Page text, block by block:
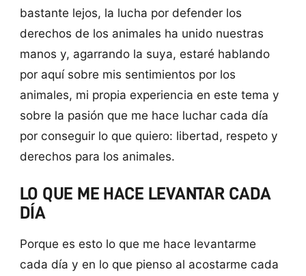
bastante lejos, la lucha por defender los
derechos de los animales ha unido nuestras
manos y, agarrando la suya, estaré hablando
por aquí sobre mis sentimientos por los
animales, mi propia experiencia en este tema y
sobre la pasión que me hace luchar cada día
por conseguir lo que quiero: libertad, respeto y
derechos para los animales.
LO QUE ME HACE LEVANTAR CADA
DÍA
Porque es esto lo que me hace levantarme
cada día y en lo que pienso al acostarme cada